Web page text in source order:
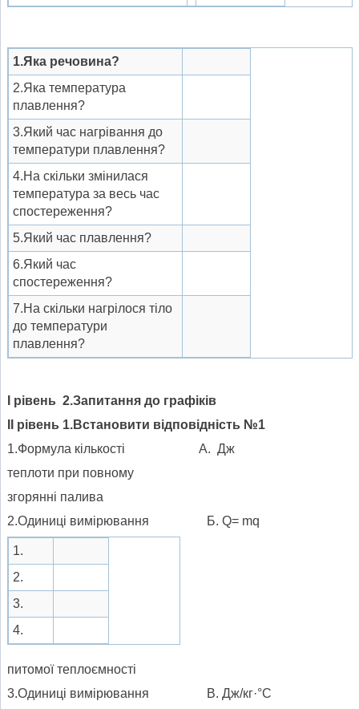
1.Яка речовина?
2.Яка температура
плавлення?
3.Який час нагрівання до
температури плавлення?
4.На скільки змінилася
температура за весь час
спостереження?
5.Який час плавлення?
6.Який час
спостереження?
7.На скільки нагрілося тіло
до температури
плавлення?
І рівень 2.Запитання до графіків
ІІ рівень 1.Встановити відповідність №1
1.Формула кількості А. Дж
теплоти при повному
згорянні палива
2.Одиниці вимірювання Б. Q= mq
1.
2.
3.
4.
питомої теплоємності
3.Одиниці вимірювання В. Дж/кг·°С